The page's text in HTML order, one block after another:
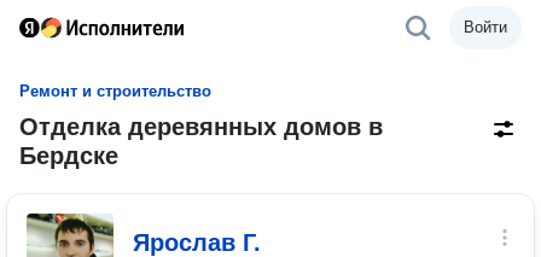
Войти
Ремонт и строительство
Отделка деревянных домов в
Бердске
Ярослав Г.